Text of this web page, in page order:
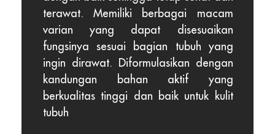
terawat. Memiliki berbagai macam
varian yang dapat disesuaikan
fungsinya sesuai bagian tubuh yang
ingin dirawat. Diformulasikan dengan
kandungan bahan aktif yang
berkualitas tinggi dan baik untuk kulit
tubuh